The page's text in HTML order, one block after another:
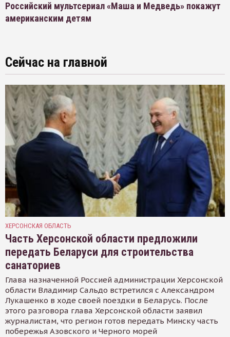
Российский мультсериал «Маша и Медведь» покажут
американским детям
Сейчас на главной
ХЕРСОНСКАЯ ОБЛАСТЬ
Часть Херсонской области предложили
передать Беларуси для строительства
санаториев
Глава назначенной Россией администрации Херсонской
области Владимир Сальдо встретился с Александром
Лукашенко в ходе своей поездки в Беларусь. После
этого разговора глава Херсонской области заявил
журналистам, что регион готов передать Минску часть
побережья Азовского и Черного морей